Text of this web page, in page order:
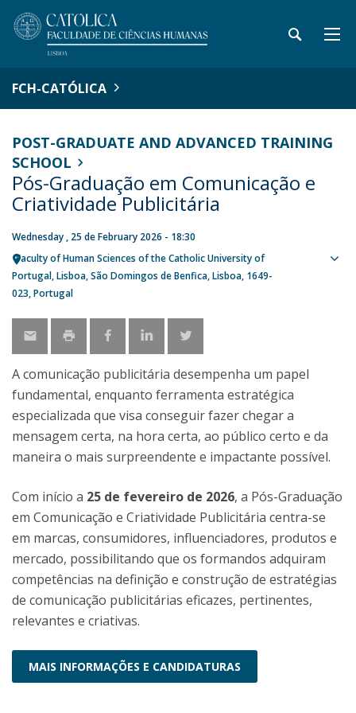
FCH-CATÓLICA
POST-GRADUATE AND ADVANCED TRAINING
SCHOOL
Pós-Graduação em Comunicação e
Criatividade Publicitária
Wednesday , 25 de February 2026 - 18:30
Faculty of Human Sciences of the Catholic University of
Portugal Lisboa São Domingos de Benfica, Lisboa 1649-
023 Portugal
A comunicação publicitária desempenha um papel
fundamental, enquanto ferramenta estratégica
especializada que visa conseguir fazer chegar a
mensagem certa, na hora certa, ao público certo e da
maneira o mais surpreendente e impactante possível.
Com início a 25 de fevereiro de 2026, a Pós-Graduação
em Comunicação e Criatividade Publicitária centra-se
em marcas, consumidores, influenciadores, produtos e
mercado, possibilitando que os formandos adquiram
competências na definição e construção de estratégias
de comunicação publicitárias eficazes, pertinentes,
relevantes e criativas.
MAIS INFORMAÇÕES E CANDIDATURAS